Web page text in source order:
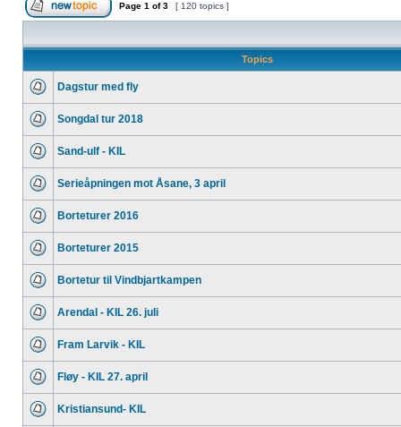
Page 1 of3 [ 120 topics ]
Topics
Dagstur med fly
Songdal tur 2018
Sand-ulf - KIL
Serieåpningen mot Åsane, 3 april
Borteturer 2016
Borteturer 2015
Bortetur til Vindbjartkampen
Arendal - KIL 26. juli
Fram Larvik - KIL
Fløy - KIL 27. april
Kristiansund- KIL